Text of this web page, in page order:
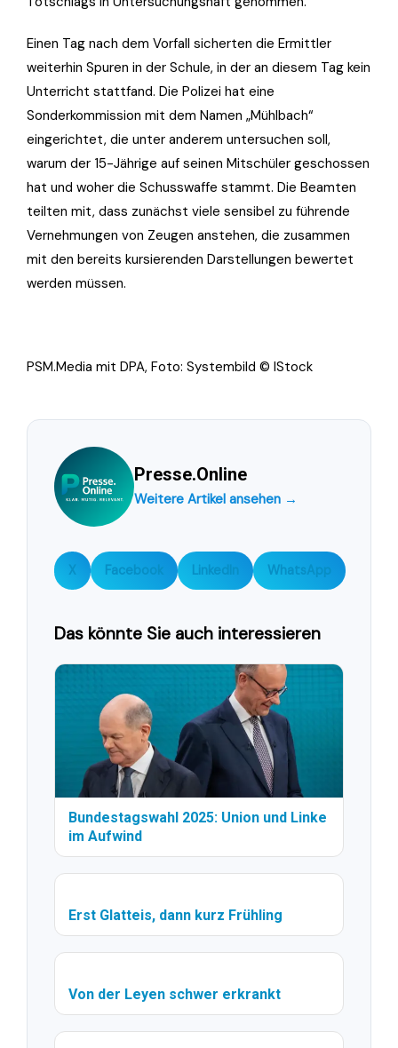
Einen Tag nach dem Vorfall sicherten die Ermittler
weiterhin Spuren in der Schule, in der an diesem Tag kein
Unterricht stattfand. Die Polizei hat eine
Sonderkommission mit dem Namen „Mühlbach“
eingerichtet, die unter anderem untersuchen soll,
warum der 15-Jährige auf seinen Mitschüler geschossen
hat und woher die Schusswaffe stammt. Die Beamten
teilten mit, dass zunächst viele sensibel zu führende
Vernehmungen von Zeugen anstehen, die zusammen
mit den bereits kursierenden Darstellungen bewertet
werden müssen.
PSM.Media mit DPA, Foto: Systembild © IStock
Presse.Online
Weitere Artikel ansehen →
X Facebook LinkedIn WhatsApp
Das könnte Sie auch interessieren
Bundestagswahl 2025: Union und Linke
im Aufwind
Erst Glatteis, dann kurz Frühling
Von der Leyen schwer erkrankt